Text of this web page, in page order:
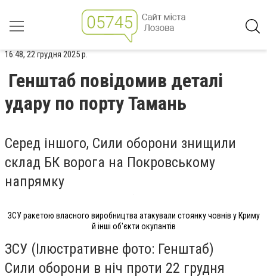
16:48, 22 грудня 2025 р.
Генштаб повідомив деталі
удару по порту Тамань
Серед іншого, Сили оборони знищили
склад БК ворога на Покровському
напрямку
ЗСУ ракетою власного виробництва атакували стоянку човнів у Криму
й інші об'єкти окупантів
ЗСУ (Ілюстративне фото: Генштаб)
Сили оборони в ніч проти 22 грудня